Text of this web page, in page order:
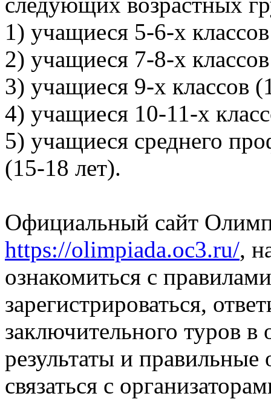
1) учащиеся 5-6-х
2) учащиеся 7-8-х
3) учащиеся 9-х классов
4) учащиеся 10-11-х
5) учащиеся среднего
(15-18 лет).
Официальный сайт
https://olimpiada.oc3.ru/,
ознакомиться с
зарегистрироваться,
заключительного туров
результаты и
связаться с